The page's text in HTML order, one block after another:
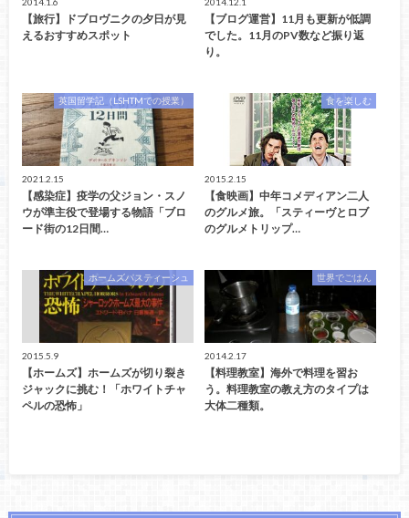
【旅行】ドブロヴニクの夕日が見
えるおすすめスポット
【ブログ運営】11月も更新が低調
でした。11月のPV数など振り返
り。
英国留学記（LSHTMでの授業）
2021.2.15
【感染症】疫学の父ジョン・スノ
ウが準主役で登場する物語「ブロ
ード街の12日間…
食を楽しむ
2015.2.15
【食映画】中年コメディアン二人
のグルメ旅。「スティーヴとロブ
のグルメトリップ…
ホームズパスティーシュ
2015.5.9
【ホームズ】ホームズが切り裂き
ジャックに挑む！「ホワイトチャ
ペルの恐怖」
世界でごはん
2014.2.17
【料理教室】海外で料理を習お
う。料理教室の教え方のタイプは
大体二種類。